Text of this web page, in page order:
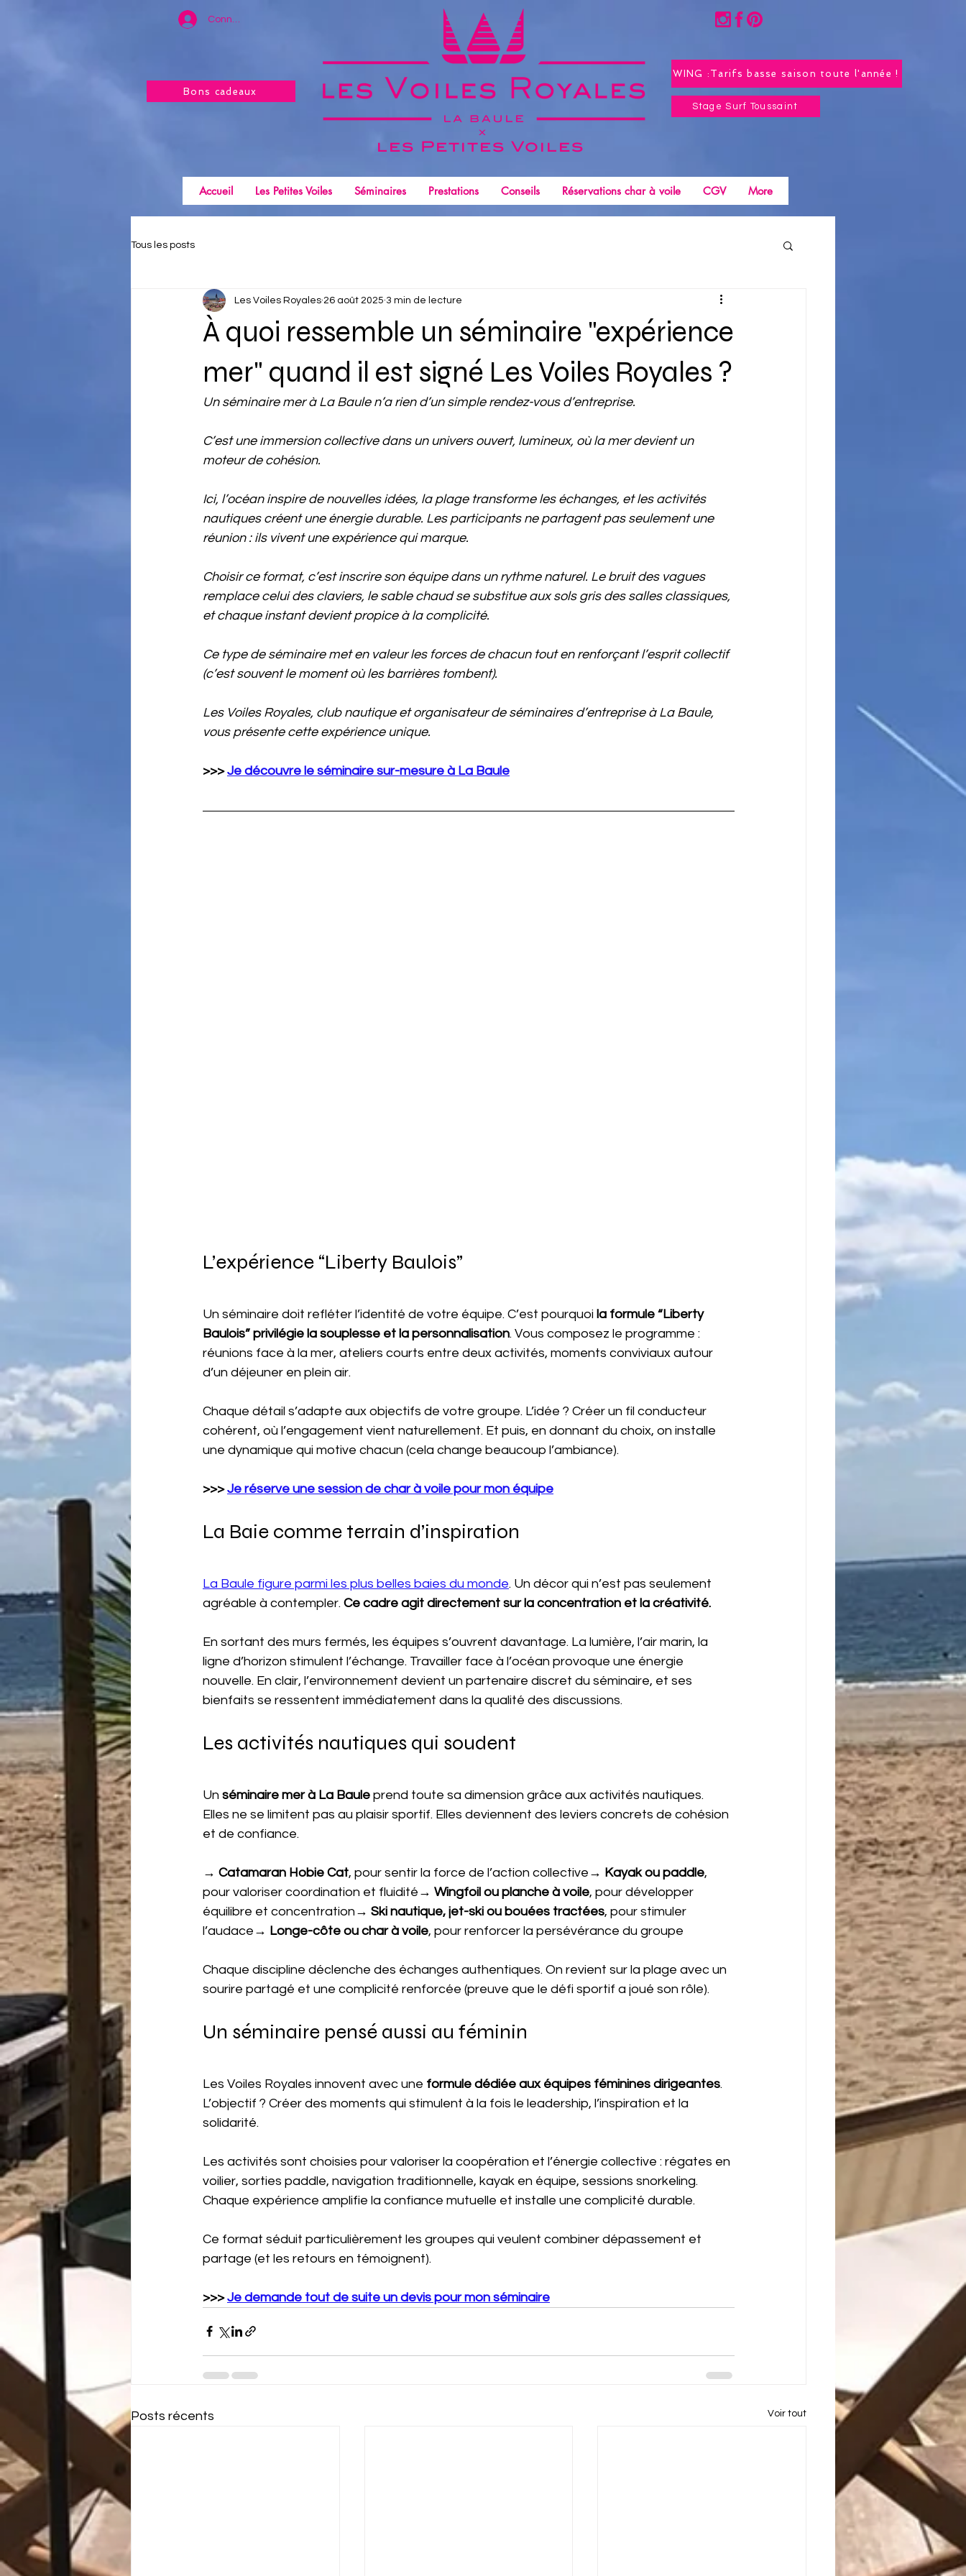
Connexion
Bons cadeaux
x
les Petites Voiles
WING :Tarifs basse saison toute l'année !
Stage Surf Toussaint
Accueil Les Petites Voiles Séminaires Prestations Conseils Réservations char à voile CGV More
Tous les posts
À quoi ressemble un séminaire "expérience
mer" quand il est signé Les Voiles Royales ?
Les Voiles Royales 26 août 2025 3 min de lecture
Un séminaire mer à La Baule n’a rien d’un simple rendez-vous d’entreprise.
C’est une immersion collective dans un univers ouvert, lumineux, où la mer devient un
moteur de cohésion.
Ici, l’océan inspire de nouvelles idées, la plage transforme les échanges, et les activités
nautiques créent une énergie durable. Les participants ne partagent pas seulement une
réunion : ils vivent une expérience qui marque.
Choisir ce format, c’est inscrire son équipe dans un rythme naturel. Le bruit des vagues
remplace celui des claviers, le sable chaud se substitue aux sols gris des salles classiques,
et chaque instant devient propice à la complicité.
Ce type de séminaire met en valeur les forces de chacun tout en renforçant l’esprit collectif
(c’est souvent le moment où les barrières tombent).
Les Voiles Royales, club nautique et organisateur de séminaires d’entreprise à La Baule,
vous présente cette expérience unique.
>>> Je découvre le séminaire sur-mesure à La Baule
L’expérience “Liberty Baulois”
Un séminaire doit refléter l’identité de votre équipe. C’est pourquoi la formule “Liberty
Baulois” privilégie la souplesse et la personnalisation. Vous composez le programme :
réunions face à la mer, ateliers courts entre deux activités, moments conviviaux autour
d’un déjeuner en plein air.
Chaque détail s’adapte aux objectifs de votre groupe. L’idée ? Créer un fil conducteur
cohérent, où l’engagement vient naturellement. Et puis, en donnant du choix, on installe
une dynamique qui motive chacun (cela change beaucoup l’ambiance).
>>> Je réserve une session de char à voile pour mon équipe
La Baie comme terrain d’inspiration
La Baule figure parmi les plus belles baies du monde. Un décor qui n’est pas seulement
agréable à contempler. Ce cadre agit directement sur la concentration et la créativité.
En sortant des murs fermés, les équipes s’ouvrent davantage. La lumière, l’air marin, la
ligne d’horizon stimulent l’échange. Travailler face à l’océan provoque une énergie
nouvelle. En clair, l’environnement devient un partenaire discret du séminaire, et ses
bienfaits se ressentent immédiatement dans la qualité des discussions.
Les activités nautiques qui soudent
Un séminaire mer à La Baule prend toute sa dimension grâce aux activités nautiques.
Elles ne se limitent pas au plaisir sportif. Elles deviennent des leviers concrets de cohésion
et de confiance.
→ Catamaran Hobie Cat, pour sentir la force de l’action collective→ Kayak ou paddle,
pour valoriser coordination et fluidité→ Wingfoil ou planche à voile, pour développer
équilibre et concentration→ Ski nautique, jet-ski ou bouées tractées, pour stimuler
l’audace→ Longe-côte ou char à voile, pour renforcer la persévérance du groupe
Chaque discipline déclenche des échanges authentiques. On revient sur la plage avec un
sourire partagé et une complicité renforcée (preuve que le défi sportif a joué son rôle).
Un séminaire pensé aussi au féminin
Les Voiles Royales innovent avec une formule dédiée aux équipes féminines dirigeantes.
L’objectif ? Créer des moments qui stimulent à la fois le leadership, l’inspiration et la
solidarité.
Les activités sont choisies pour valoriser la coopération et l’énergie collective : régates en
voilier, sorties paddle, navigation traditionnelle, kayak en équipe, sessions snorkeling.
Chaque expérience amplifie la confiance mutuelle et installe une complicité durable.
Ce format séduit particulièrement les groupes qui veulent combiner dépassement et
partage (et les retours en témoignent).
>>> Je demande tout de suite un devis pour mon séminaire
Posts récents Voir tout